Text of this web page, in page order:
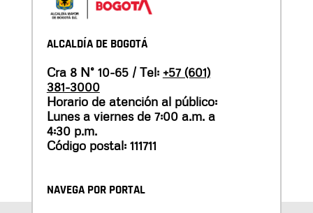
ALCALDÍA DE BOGOTÁ
Cra 8 N° 10-65 / Tel: +57 (601)
381-3000
Horario de atención al público:
Lunes a viernes de 7:00 a.m. a
4:30 p.m.
Código postal: 111711
NAVEGA POR PORTAL